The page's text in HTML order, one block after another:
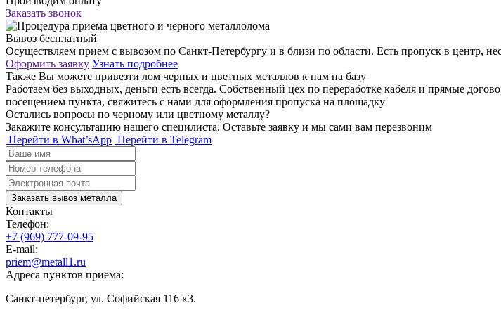
Заказать звонок
Вывоз бесплатный
Осуществляем прием с вывозом по Санкт-Петербургу и в близи по области. Есть пропуск в центр,
Оформить заявку Узнать подробнее
Также Вы можете привезти лом черных и цветных металлов к нам на базу
Работаем без выходных, деньги есть всегда. Собственный цех по переработке кабеля и прямые
посещением пункта, свяжитесь с нами для оформления пропуска на площадку
Остались вопросы по черному или цветному металлу?
Закажите консультацию нашего специлиста. Оставьте заявку и мы сами вам перезвоним
Перейти в What’sApp Перейти в Telegram
Заказать вывоз металла
Контакты
Телефон:
+7 (969) 777-09-95
E-mail:
priem@metall1.ru
Адреса пунктов приема:
Санкт-петербург, ул. Софийская 116 к3.